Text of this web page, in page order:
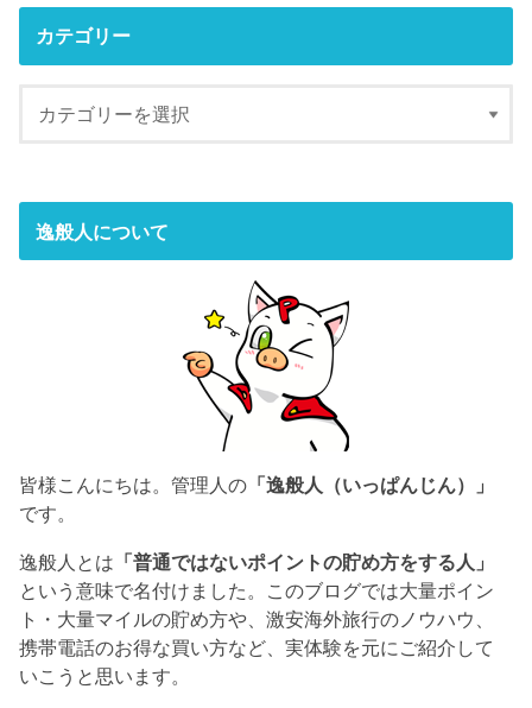
カテゴリー
逸般人について
皆様こんにちは。管理人の 「逸般人（いっぱんじん）」
です。
逸般人とは 「普通ではないポイントの貯め方をする人」
という意味で名付けました。このブログでは大量ポイン
ト・大量マイルの貯め方や、激安海外旅行のノウハウ、
携帯電話のお得な買い方など、実体験を元にご紹介して
いこうと思います。